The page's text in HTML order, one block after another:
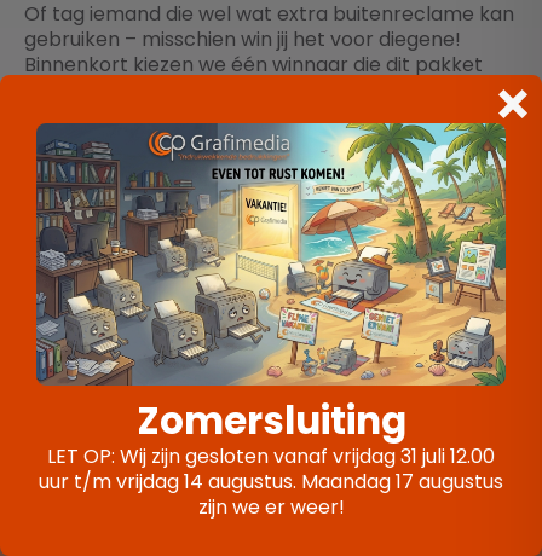
Of tag iemand die wel wat extra buitenreclame kan
gebruiken – misschien win jij het voor diegene!
Binnenkort kiezen we één winnaar die dit pakket
Geen geluk met winacties, maar wel interesse? We
helpen je graag verder!
VORIGE
Opvallen doe je met een spandoek!
VOLGENDE
Starten doe je samen
drukwerkproducten
Zomersluiting
LET OP: Wij zijn gesloten vanaf vrijdag 31 juli 12.00
uur t/m vrijdag 14 augustus. Maandag 17 augustus
zijn we er weer!